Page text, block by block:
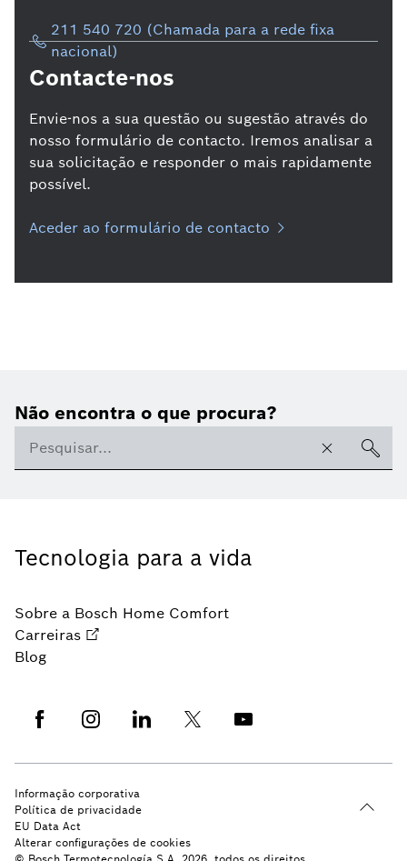
211 540 720 (Chamada para a rede fixa
nacional)
Contacte-nos
Envie-nos a sua questão ou sugestão através do
nosso formulário de contacto. Iremos analisar a
sua solicitação e responder o mais rapidamente
possível.
Aceder ao formulário de contacto
Não encontra o que procura?
Tecnologia para a vida
Sobre a Bosch Home Comfort
Carreiras
Blog
Informação corporativa
Política de privacidade
EU Data Act
Alterar configurações de cookies